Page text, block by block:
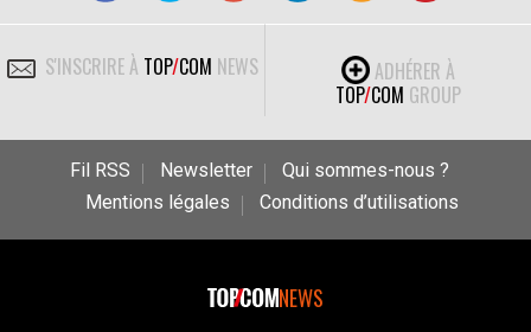
S'INSCRIRE À TOP/COM NEWS
ADHÉRER À
TOP/COM GROUP
Fil RSS Newsletter
Qui sommes-nous ?
Mentions légales
Conditions d’utilisations
NEWS